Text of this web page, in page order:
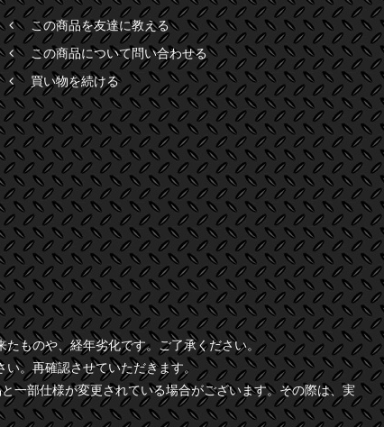
この商品を友達に教える
この商品について問い合わせる
買い物を続ける
ものや、経年劣化です。ご了承ください。
い。再確認させていただきます。
一部仕様が変更されている場合がございます。その際は、実